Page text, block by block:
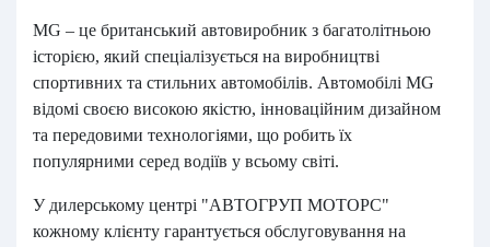
MG – це британський автовиробник з багатолітньою
історією, який спеціалізується на виробництві
спортивних та стильних автомобілів. Автомобілі MG
відомі своєю високою якістю, інноваційним дизайном
та передовими технологіями, що робить їх
популярними серед водіїв у всьому світі.
У дилерському центрі "АВТОГРУП МОТОРС"
кожному клієнту гарантується обслуговування на